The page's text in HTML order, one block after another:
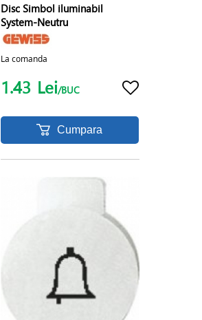
Disc Simbol iluminabil
System-Neutru
La comanda
1.43 Lei/BUC
Cumpara